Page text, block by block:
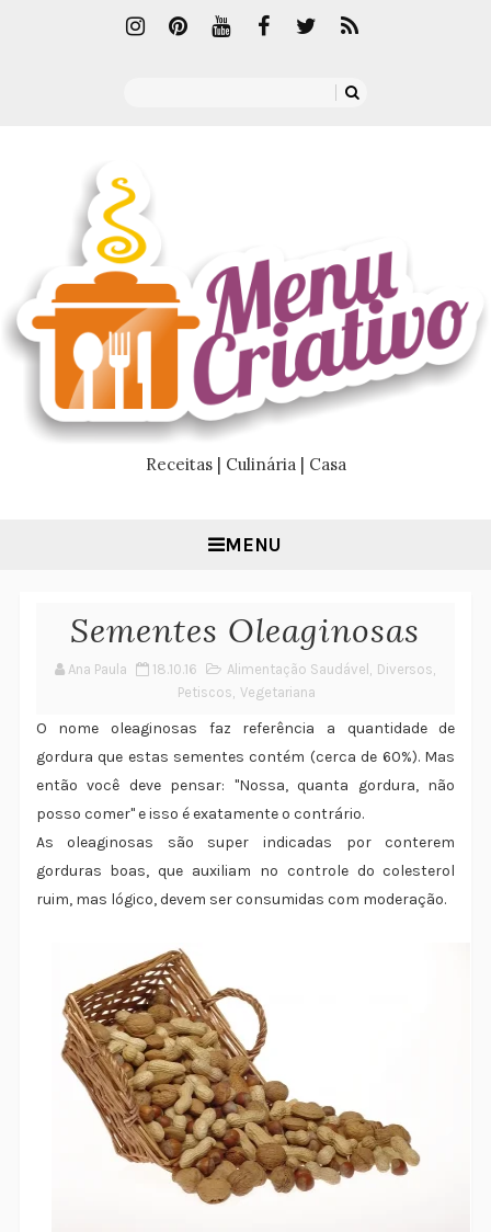
Receitas | Culinária | Casa
MENU
Sementes Oleaginosas
Ana Paula 18.10.16 Alimentação Saudável , Diversos,
Petiscos, Vegetariana
O nome oleaginosas faz referência a quantidade de
gordura que estas sementes contém (cerca de 60%). Mas
então você deve pensar: "Nossa, quanta gordura, não
posso comer" e isso é exatamente o contrário.
As oleaginosas são super indicadas por conterem
gorduras boas, que auxiliam no controle do colesterol
ruim, mas lógico, devem ser consumidas com moderação.